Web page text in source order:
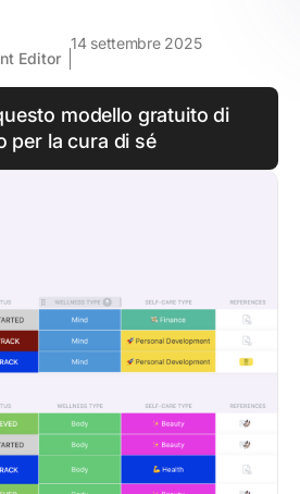
Editor
14 settembre 2025
modello gratuito di
per la cura di sé